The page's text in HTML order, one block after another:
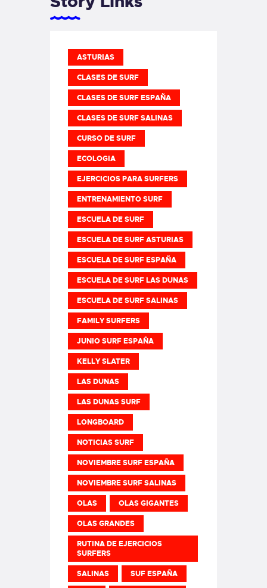
ASTURIAS
CLASES DE SURF
CLASES DE SURF ESPAÑA
CLASES DE SURF SALINAS
CURSO DE SURF
ECOLOGIA
EJERCICIOS PARA SURFERS
ENTRENAMIENTO SURF
ESCUELA DE SURF
ESCUELA DE SURF ASTURIAS
ESCUELA DE SURF ESPAÑA
ESCUELA DE SURF LAS DUNAS
ESCUELA DE SURF SALINAS
FAMILY SURFERS
JUNIO SURF ESPAÑA
KELLY SLATER
LAS DUNAS
LAS DUNAS SURF
LONGBOARD
NOTICIAS SURF
NOVIEMBRE SURF ESPAÑA
NOVIEMBRE SURF SALINAS
OLAS OLAS GIGANTES
OLAS GRANDES
RUTINA DE EJERCICIOS
SURFERS
SALINAS SUF ESPAÑA